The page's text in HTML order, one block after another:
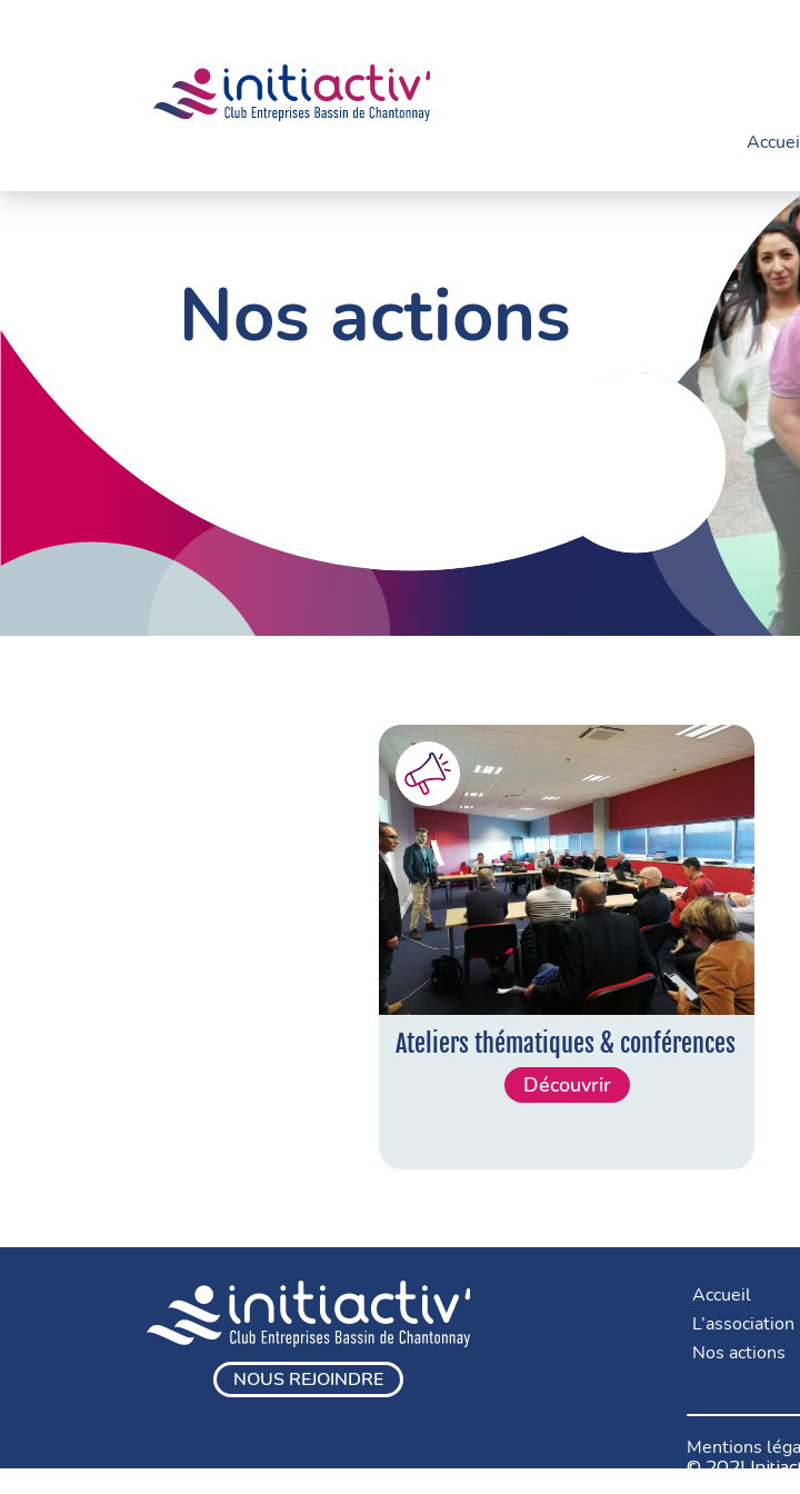
Nos actions
Ateliers thématiques & conférences
Découvrir
NOUS REJOINDRE
Accueil
L’association
Nos actions
Mentions
© 2021